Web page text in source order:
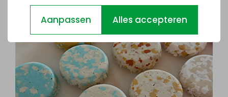
Aanpassen Alles accepteren